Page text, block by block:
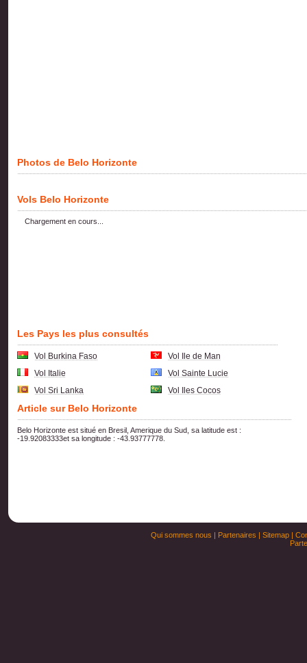
Photos de Belo Horizonte
Vols Belo Horizonte
Chargement en cours...
Les Pays les plus consultés
Vol Burkina Faso
Vol Ile de Man
Vol Italie
Vol Sainte Lucie
Vol Sri Lanka
Vol Iles Cocos
Article sur Belo Horizonte
Belo Horizonte est situé en Bresil, Amerique du Sud, sa latitude est :
-19.92083333et sa longitude : -43.93777778.
Qui sommes nous | Partenaires | Sitemap|